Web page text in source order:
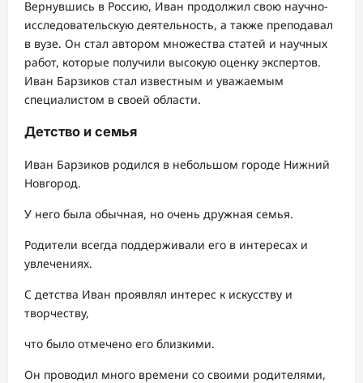
Вернувшись в Россию, Иван продолжил свою научно-
исследовательскую деятельность, а также преподавал
в вузе. Он стал автором множества статей и научных
работ, которые получили высокую оценку экспертов.
Иван Барзиков стал известным и уважаемым
специалистом в своей области.
Детство и семья
Иван Барзиков родился в небольшом городе Нижний
Новгород.
У него была обычная, но очень дружная семья.
Родители всегда поддерживали его в интересах и
увлечениях.
С детства Иван проявлял интерес к искусству и
творчеству,
что было отмечено его близкими.
Он проводил много времени со своими родителями,